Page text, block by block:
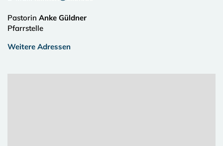
Pastorin Anke Güldner
Pfarrstelle
Weitere Adressen